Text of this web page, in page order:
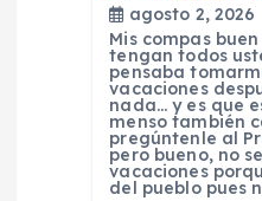
agosto 2, 2026
Mis compas
tengan todos
pensaba
vacaciones
nada… y es que
menso también
pregúntenle al
pero bueno, no
vacaciones
del pueblo pues